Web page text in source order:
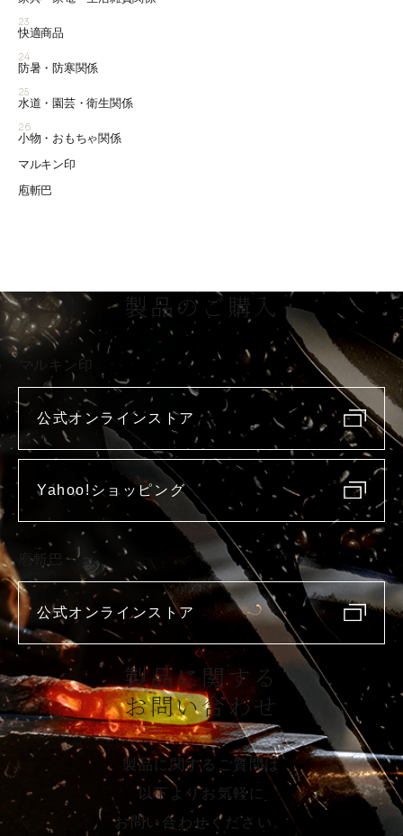
23
快適商品
24
防暑・防寒関係
25
水道・園芸・衛生関係
26
小物・おもちゃ関係
マルキン印
庖斬巴
製品のご購入
マルキン印
公式オンラインストア
Yahoo!ショッピング
庖斬巴
公式オンラインストア
製品に関する
お問い合わせ
製品に関するご質問は
以下よりお気軽に
お問い合わせください。